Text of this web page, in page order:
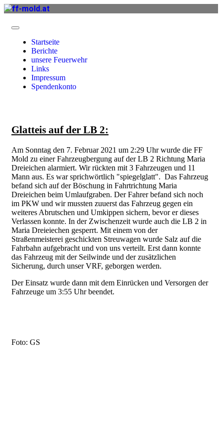
Startseite
Berichte
unsere Feuerwehr
Links
Impressum
Spendenkonto
Glatteis auf der LB 2:
Am Sonntag den 7. Februar 2021 um 2:29 Uhr wurde die FF
Mold zu einer Fahrzeugbergung auf der LB 2 Richtung Maria
Dreieichen alarmiert. Wir rückten mit 3 Fahrzeugen und 11
Mann aus. Es war sprichwörtlich "spiegelglatt". Das Fahrzeug
befand sich auf der Böschung in Fahrtrichtung Maria
Dreieichen beim Umlaufgraben. Der Fahrer befand sich noch
im PKW und wir mussten zuuerst das Fahrzeug gegen ein
weiteres Abrutschen und Umkippen sichern, bevor er dieses
Verlassen konnte. In der Zwischenzeit wurde auch die LB 2 in
Maria Dreieiechen gesperrt. Mit einem von der
Straßenmeisterei geschickten Streuwagen wurde Salz auf die
Fahrbahn aufgebracht und von uns verteilt. Erst dann konnte
das Fahrzeug mit der Seilwinde und der zusätzlichen
Sicherung, durch unser VRF, geborgen werden.
Der Einsatz wurde dann mit dem Einrücken und Versorgen der
Fahrzeuge um 3:55 Uhr beendet.
Foto: GS